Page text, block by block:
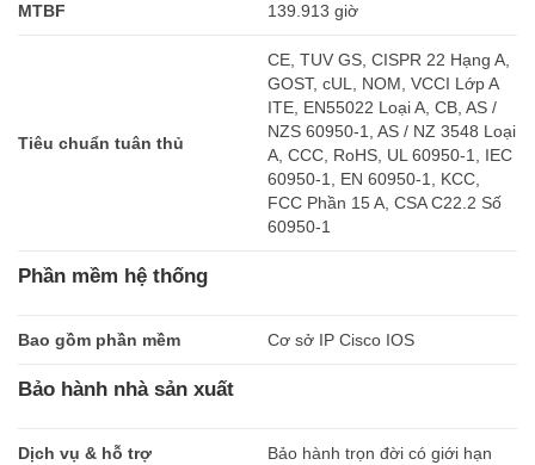
MTBF 139.913 giờ
Tiêu chuẩn tuân thủ
CE, TUV GS, CISPR 22 Hạng A,
GOST, cUL, NOM, VCCI Lớp A
ITE, EN55022 Loại A, CB, AS /
NZS 60950-1, AS / NZ 3548 Loại
A, CCC, RoHS, UL 60950-1, IEC
60950-1, EN 60950-1, KCC,
FCC Phần 15 A, CSA C22.2 Số
60950-1
Phần mềm hệ thống
Bao gồm phần mềm Cơ sở IP Cisco IOS
Bảo hành nhà sản xuất
Dịch vụ & hỗ trợ Bảo hành trọn đời có giới hạn